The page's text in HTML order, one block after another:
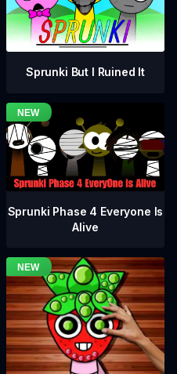
Sprunki But I Ruined It
Sprunki Phase 4 Everyone Is
Alive